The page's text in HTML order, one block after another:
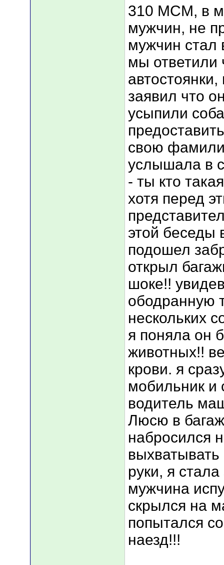
310 MCM, в
мужчин, не
мужчин стал
мы ответили
заявил что
усыпили
свою
услышала в
- ты кто
хотя перед
этой беседы
подошел
открыл
шоке!!
ободранную
нескольких
я поняла он
животных!!
крови. я
мобильник и
водитель
Люсю в
набросился
руки, я
мужчина
скрылся на
попытался
наезд!!!